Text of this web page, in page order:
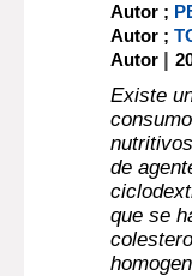
Autor ;
Autor ;
Autor |
Existe
de
que se